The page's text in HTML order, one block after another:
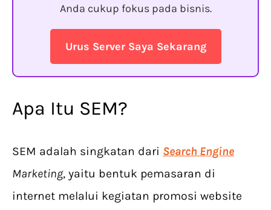
Anda cukup fokus pada bisnis.
Urus Server Saya Sekarang
Apa Itu SEM?
SEM adalah singkatan dari Search Engine
Marketing, yaitu bentuk pemasaran di
internet melalui kegiatan promosi website